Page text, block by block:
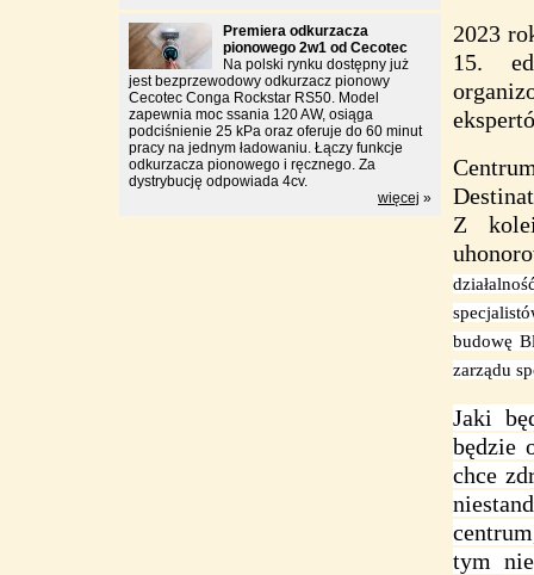
2023
15.
Z
budowę
zarządu
Jaki
będzie
chce
tym
Premiera odkurzacza
pionowego 2w1 od Cecotec
Na polski rynku dostępny już
jest bezprzewodowy odkurzacz pionowy
Cecotec Conga Rockstar RS50. Model
zapewnia moc ssania 120 AW, osiąga
podciśnienie 25 kPa oraz oferuje do 60 minut
pracy na jednym ładowaniu. Łączy funkcje
odkurzacza pionowego i ręcznego. Za
dystrybucję odpowiada 4cv.
więcej »